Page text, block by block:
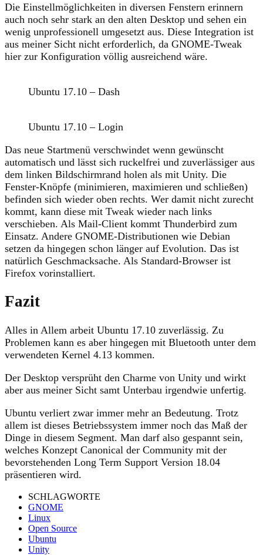
Die Einstellmöglichkeiten in diversen Fenstern erinnern
auch noch sehr stark an den alten Desktop und sehen ein
wenig unprofessionell umgesetzt aus. Diese Integration ist
aus meiner Sicht nicht erforderlich, da GNOME-Tweak
hier zur Konfiguration völlig ausreichend wäre.
Ubuntu 17.10 – Dash
Ubuntu 17.10 – Login
Das neue Startmenü verschwindet wenn gewünscht
automatisch und lässt sich ruckelfrei und zuverlässiger aus
dem linken Bildschirmrand holen als mit Unity. Die
Fenster-Knöpfe (minimieren, maximieren und schließen)
befinden sich wieder oben rechts. Wer damit nicht zurecht
kommt, kann diese mit Tweak wieder nach links
verschieben. Als Mail-Client kommt Thunderbird zum
Einsatz. Andere GNOME-Distributionen wie Debian
setzen da hingegen schon länger auf Evolution. Das ist
natürlich Geschmacksache. Als Standard-Browser ist
Firefox vorinstalliert.
Fazit
Alles in Allem arbeit Ubuntu 17.10 zuverlässig. Zu
Problemen kann es aber hingegen mit Bluetooth unter dem
verwendeten Kernel 4.13 kommen.
Der Desktop versprüht den Charme von Unity und wirkt
aber aus meiner Sicht samt Unterbau irgendwie unfertig.
Ubuntu verliert zwar immer mehr an Bedeutung. Trotz
allem ist dieses Betriebssystem immer noch das Maß der
Dinge in diesem Segment. Man darf also gespannt sein,
welches Konzept Canonical der Community mit der
bevorstehenden Long Term Support Version 18.04
präsentieren wird.
SCHLAGWORTE
GNOME
Linux
Open Source
Ubuntu
Unity